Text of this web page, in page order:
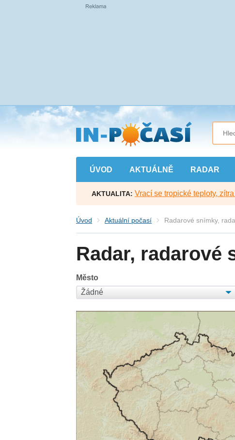
Přejít
na
hlavní
obsah
ÚVOD AKTUÁLNĚ RADAR
AKTUALITA: Vrací se tropické teploty, zítra
Úvod Aktuální počasí Radarové snímky,
Radar, radarové
Město